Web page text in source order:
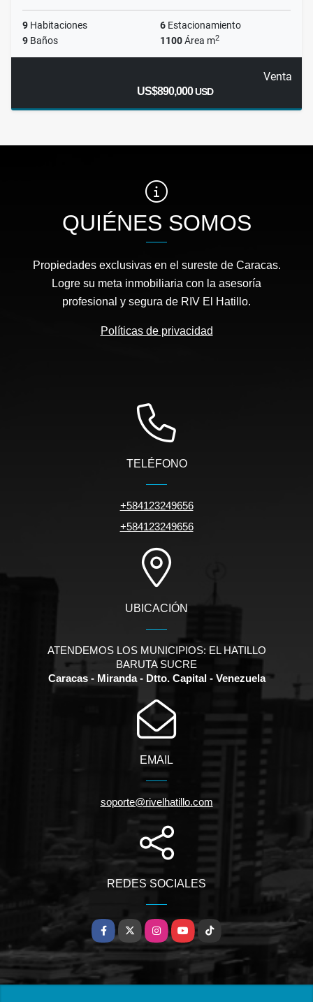
9 Habitaciones 6 Estacionamiento
9 Baños 1100Área m2
Venta
US$890,000USD
QUIÉNES SOMOS
Propiedades exclusivas en el sureste de Caracas.
Logre su meta inmobiliaria con la asesoría
profesional y segura de RIV El Hatillo.
Políticas de privacidad
TELÉFONO
+584123249656
+584123249656
UBICACIÓN
ATENDEMOS LOS MUNICIPIOS: EL HATILLO
BARUTA SUCRE
Caracas - Miranda - Dtto. Capital - Venezuela
EMAIL
soporte@rivelhatillo.com
REDES SOCIALES
Facebook
X InstagramYouTubeTikTok